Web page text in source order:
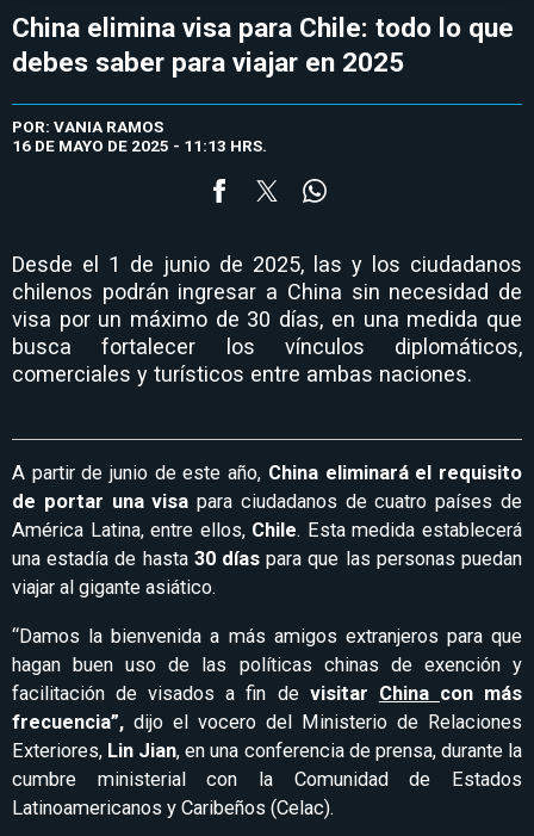
China elimina visa para Chile: todo lo que
debes saber para viajar en 2025
POR: VANIA RAMOS
16 DE MAYO DE 2025 - 11:13 HRS.
Desde el 1 de junio de 2025, las y los ciudadanos
chilenos podrán ingresar a China sin necesidad de
visa por un máximo de 30 días, en una medida que
busca fortalecer los vínculos diplomáticos,
comerciales y turísticos entre ambas naciones.
A partir de junio de este año, China eliminará el requisito
de portar una visa para ciudadanos de cuatro países de
América Latina, entre ellos, Chile. Esta medida establecerá
una estadía de hasta 30 díaspara que las personas puedan
viajar al gigante asiático.
“Damos la bienvenida a más amigos extranjeros para que
hagan buen uso de las políticas chinas de exención y
facilitación de visados a fin de visitar China con más
frecuencia”, dijo el vocero del Ministerio de Relaciones
Exteriores, Lin Jian, en una conferencia de prensa, durante la
cumbre ministerial con la Comunidad de Estados
Latinoamericanos y Caribeños (Celac).